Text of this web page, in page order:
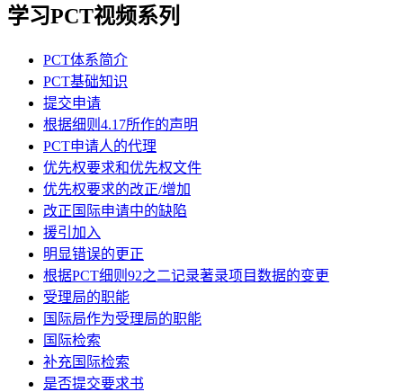
学习PCT视频系列
PCT体系简介
PCT基础知识
提交申请
根据细则4.17所作的声明
PCT申请人的代理
优先权要求和优先权文件
优先权要求的改正/增加
改正国际申请中的缺陷
援引加入
明显错误的更正
根据PCT细则92之二记录著录项目数据的变更
受理局的职能
国际局作为受理局的职能
国际检索
补充国际检索
是否提交要求书